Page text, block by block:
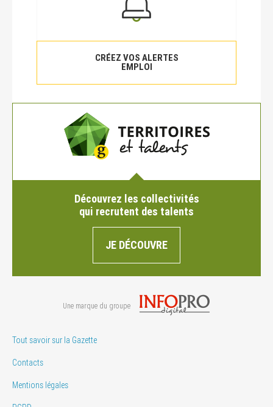
CRÉEZ VOS ALERTES
EMPLOI
Découvrez les collectivités
qui recrutent des talents
JE DÉCOUVRE
Une marque du groupe
Tout savoir sur la Gazette
Contacts
Mentions légales